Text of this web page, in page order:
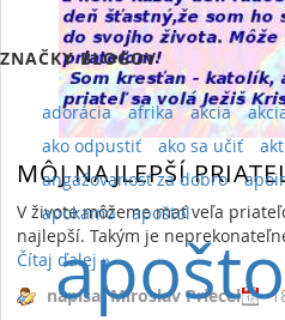
MÔJ NAJLEPŠÍ
V živote môžeme mať veľa
najlepší. Takým je
Čítaj ďalej»
napísal Miroslav Priecel
Ukazujem 0 výsledkov.
ZNAČKY BLOGOV
adorácia afrika akcia
ako odpustiť
ako sa učiť
angažovanosť za dobro
apokamo
apoštol